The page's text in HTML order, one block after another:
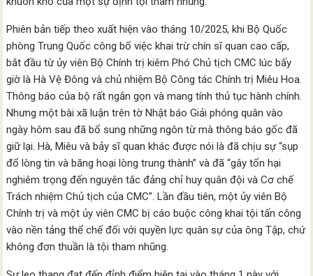
Phiên bản tiếp theo xuất hiện vào tháng 10/2025, khi Bộ Quốc
phòng Trung Quốc công bố việc khai trừ chín sĩ quan cao cấp,
bắt đầu từ ủy viên Bộ Chính trị kiêm Phó Chủ tịch CMC lúc bấy
giờ là Hà Vệ Đông và chủ nhiệm Bộ Công tác Chính trị Miêu Hoa.
Thông báo của bộ rất ngắn gọn và mang tính thủ tục hành chính.
Nhưng một bài xã luận trên tờ Nhật báo Giải phóng quân vào
ngày hôm sau đã bổ sung những ngôn từ mà thông báo gốc đã
giữ lại. Hà, Miêu và bảy sĩ quan khác được nói là đã chịu sự “sụp
đổ lòng tin và băng hoại lòng trung thành” và đã “gây tổn hại
nghiêm trọng đến nguyên tắc đảng chỉ huy quân đội và Cơ chế
Trách nhiệm Chủ tịch của CMC”. Lần đầu tiên, một ủy viên Bộ
Chính trị và một ủy viên CMC bị cáo buộc công khai tội tấn công
vào nền tảng thể chế đối với quyền lực quân sự của ông Tập, chứ
không đơn thuần là tội tham nhũng.